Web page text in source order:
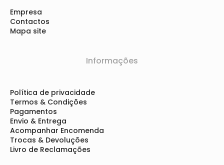
Empresa
Contactos
Mapa site
Informações
Política de privacidade
Termos & Condições
Pagamentos
Envio & Entrega
Acompanhar Encomenda
Trocas & Devoluções
Livro de Reclamações